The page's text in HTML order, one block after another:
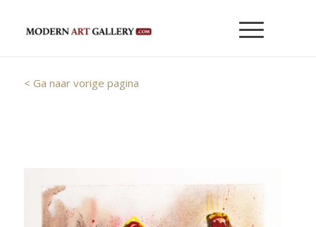
< Ga naar vorige pagina